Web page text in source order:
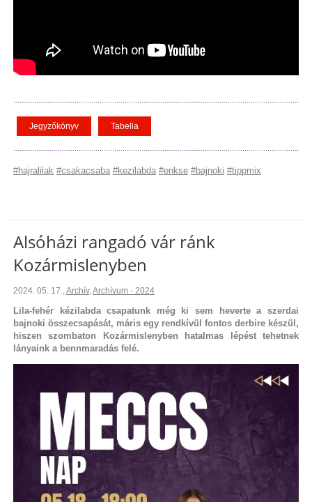
Jegyzőkönyv Tabella
#hajralilak #csakacsaba #kezilabda #enkse #bajnoki #tippmix
Alsóházi rangadó vár ránk
Kozármislenyben
2024. 05. 17.,Archív,Archívum - 2024
Lila-fehér kézilabda csapatunk még ki sem heverte a szerdai
bajnoki összecsapását, máris egy rendkívül fontos derbire készül,
hiszen szombaton Kozármislenyben hatalmas lépést tehetnek
lányaink a bennmaradás felé.